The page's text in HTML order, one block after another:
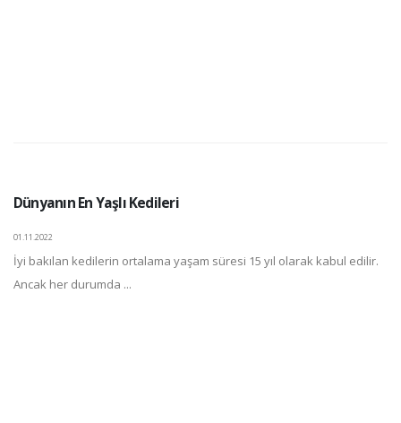
Dünyanın En Yaşlı Kedileri
01.11.2022
İyi bakılan kedilerin ortalama yaşam süresi 15 yıl olarak kabul edilir.
Ancak her durumda ...